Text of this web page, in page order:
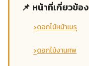
📌 หน้าที่เกี่ยวข้อง
›ดอกไม้หน้าเมรุ
›ดอกไม้งานศพ